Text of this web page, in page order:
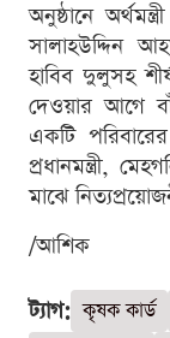
অনুষ্ঠানে
সালাহউদ্দিন
হাবিব দুলুসহ
দেওয়ার আগে
একটি
প্রধানমন্ত্রী,
মাঝে
/আশিক
ট্যাগ: কৃষক কার্ড